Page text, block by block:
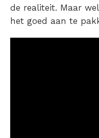
de realiteit. Maar
het goed aan te